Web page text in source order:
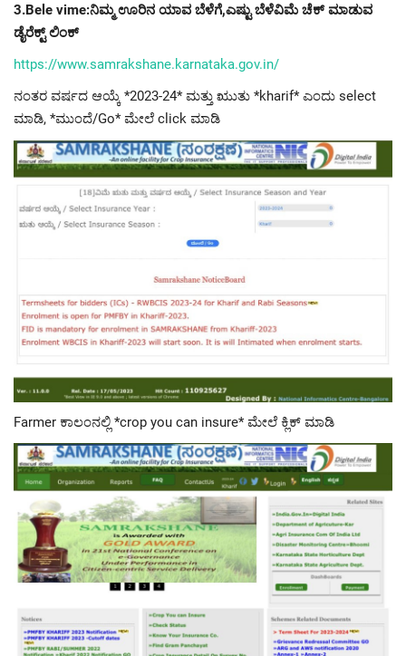
3.Bele vime:ನಿಮ್ಮ ಊರಿನ ಯಾವ ಬೆಳೆಗೆ,ಎಷ್ಟು ಬೆಳೆವಿಮೆ ಚೆಕ್ ಮಾಡುವ
ಡೈರೆಕ್ಟ್ ಲಿಂಕ್
https://www.samrakshane.karnataka.gov.in/
ನಂತರ ವರ್ಷದ ಆಯ್ಕೆ *2023-24* ಮತ್ತು ಋುತು *kharif* ಎಂದು select
ಮಾಡಿ, *ಮುಂದೆ/Go* ಮೇಲೆ click ಮಾಡಿ
Farmer ಕಾಲಂನಲ್ಲಿ *crop you can insure* ಮೇಲೆ ಕ್ಲಿಕ್ ಮಾಡಿ